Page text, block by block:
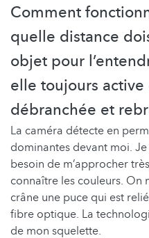
Comment
quelle distance
objet pour
elle toujours
débranchée et
La caméra détecte en
dominantes devant moi.
besoin de m’approcher
connaître les couleurs. On
crâne une puce qui est
fibre optique. La
de mon squelette.